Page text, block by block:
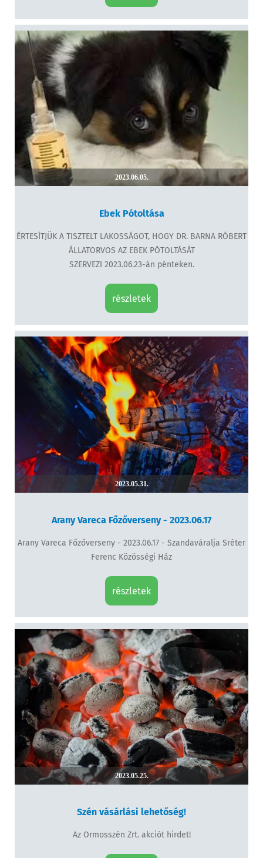
2023.06.05.
Ebek Pótoltása
ÉRTESÍTJÜK A TISZTELT LAKOSSÁGOT, HOGY DR. BARNA RÓBERT
ÁLLATORVOS AZ EBEK PÓTOLTÁSÁT
SZERVEZI 2023.06.23-án pénteken.
részletek
2023.05.31.
Arany Vareca Főzőverseny - 2023.06.17
Arany Vareca Főzőverseny - 2023.06.17 - Szandaváralja Sréter
Ferenc Közösségi Ház
részletek
2023.05.25.
Szén vásárlási lehetőség!
Az Ormosszén Zrt. akciót hirdet!